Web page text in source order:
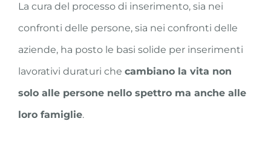
La cura del processo di inserimento, sia nei
confronti delle persone, sia nei confronti delle
aziende, ha posto le basi solide per inserimenti
lavorativi duraturi che cambiano la vita non
solo alle persone nello spettro ma anche alle
loro famiglie.